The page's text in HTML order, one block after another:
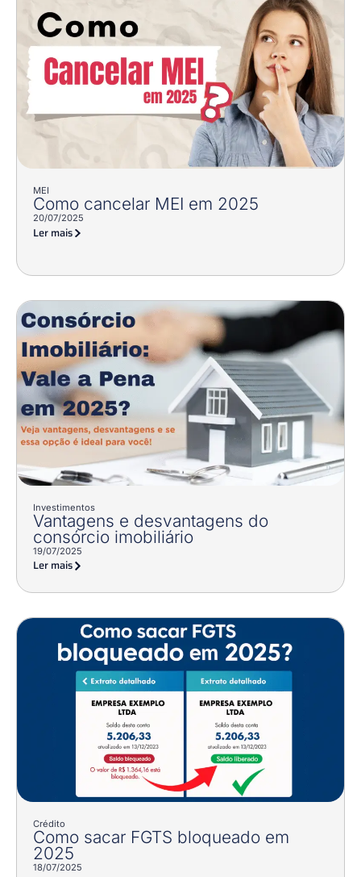
MEI
Como cancelar MEI em 2025
20/07/2025
Ler mais
Investimentos
Vantagens e desvantagens do
consórcio imobiliário
19/07/2025
Ler mais
Crédito
Como sacar FGTS bloqueado em
2025
18/07/2025